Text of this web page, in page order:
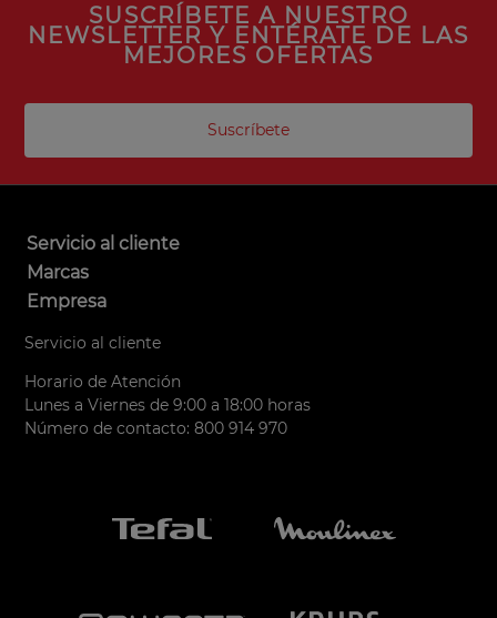
SUSCRÍBETE A NUESTRO
NEWSLETTER Y ENTÉRATE DE LAS
MEJORES OFERTAS
Suscríbete
Servicio al cliente
Marcas
Empresa
Servicio al cliente
Horario de Atención
Lunes a Viernes de 9:00 a 18:00 horas
Número de contacto: 800 914 970